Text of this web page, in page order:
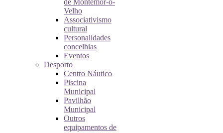
de Montemor-o-
Velho
Associativismo
cultural
Personalidades
concelhias
Eventos
Desporto
Centro Náutico
Piscina
Municipal
Pavilhão
Municipal
Outros
equipamentos de